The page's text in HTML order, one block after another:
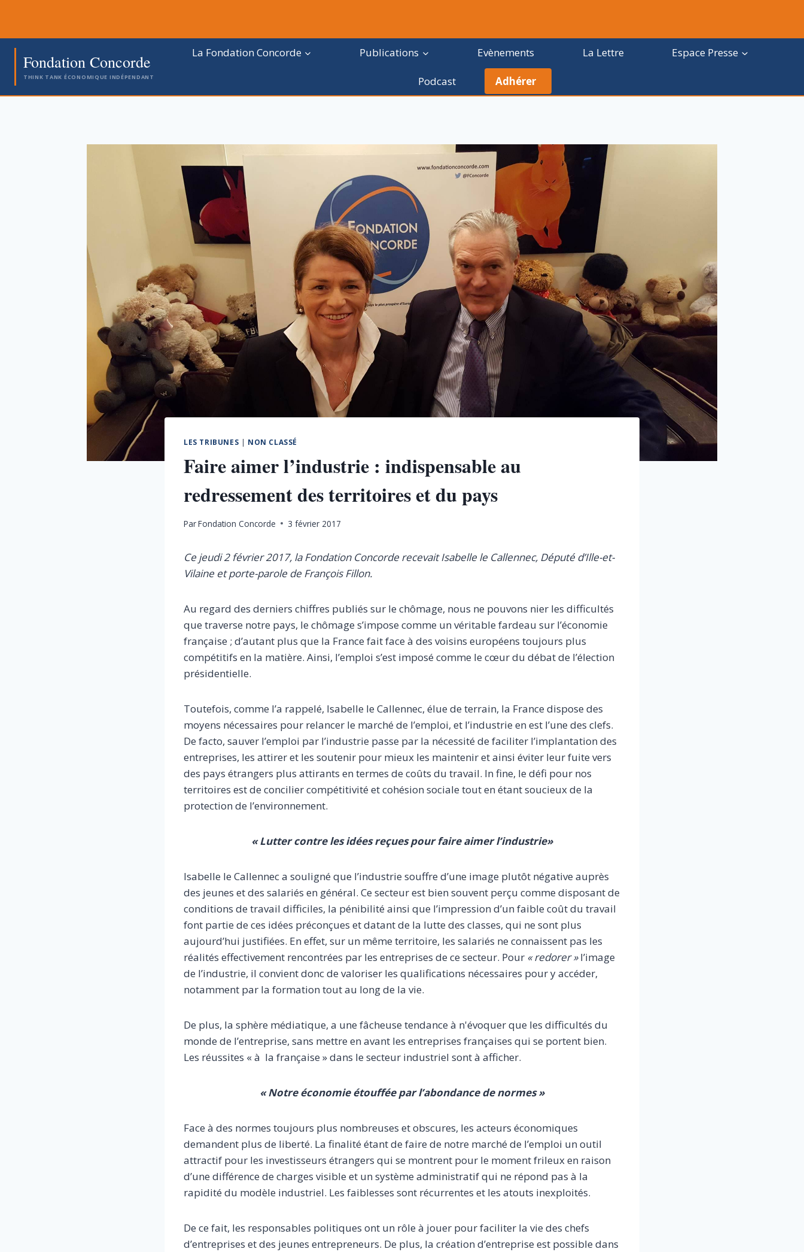
contenu
Fondation Concorde
THINK TANK ÉCONOMIQUE INDÉPENDANT
La Fondation Concorde Publications Evènements La Lettre Espace Presse
Podcast Adhérer
LES TRIBUNES | NON CLASSÉ
Faire aimer l’industrie : indispensable au
redressement des territoires et du pays
ParFondation Concorde 3 février 2017
Ce jeudi 2 février 2017, la Fondation Concorde recevait Isabelle le Callennec, Député d’Ille-et-
Vilaine et porte-parole de François Fillon.
Au regard des derniers chiffres publiés sur le chômage, nous ne pouvons nier les difficultés
que traverse notre pays, le chômage s’impose comme un véritable fardeau sur l’économie
française ; d’autant plus que la France fait face à des voisins européens toujours plus
compétitifs en la matière. Ainsi, l’emploi s’est imposé comme le cœur du débat de l’élection
présidentielle.
Toutefois, comme l’a rappelé, Isabelle le Callennec, élue de terrain, la France dispose des
moyens nécessaires pour relancer le marché de l’emploi, et l’industrie en est l’une des clefs.
De facto, sauver l’emploi par l’industrie passe par la nécessité de faciliter l’implantation des
entreprises, les attirer et les soutenir pour mieux les maintenir et ainsi éviter leur fuite vers
des pays étrangers plus attirants en termes de coûts du travail. In fine, le défi pour nos
territoires est de concilier compétitivité et cohésion sociale tout en étant soucieux de la
protection de l’environnement.
« Lutter contre les idées reçues pour faire aimer l’industrie»
Isabelle le Callennec a souligné que l’industrie souffre d’une image plutôt négative auprès
des jeunes et des salariés en général. Ce secteur est bien souvent perçu comme disposant de
conditions de travail difficiles, la pénibilité ainsi que l’impression d’un faible coût du travail
font partie de ces idées préconçues et datant de la lutte des classes, qui ne sont plus
aujourd’hui justifiées. En effet, sur un même territoire, les salariés ne connaissent pas les
réalités effectivement rencontrées par les entreprises de ce secteur. Pour « redorer »l’image
de l’industrie, il convient donc de valoriser les qualifications nécessaires pour y accéder,
notamment par la formation tout au long de la vie.
De plus, la sphère médiatique, a une fâcheuse tendance à n'évoquer que les difficultés du
monde de l’entreprise, sans mettre en avant les entreprises françaises qui se portent bien.
Les réussites « à la française » dans le secteur industriel sont à afficher.
« Notre économie étouffée par l’abondance de normes »
Face à des normes toujours plus nombreuses et obscures, les acteurs économiques
demandent plus de liberté. La finalité étant de faire de notre marché de l’emploi un outil
attractif pour les investisseurs étrangers qui se montrent pour le moment frileux en raison
d’une différence de charges visible et un système administratif qui ne répond pas à la
rapidité du modèle industriel. Les faiblesses sont récurrentes et les atouts inexploités.
De ce fait, les responsables politiques ont un rôle à jouer pour faciliter la vie des chefs
d’entreprises et des jeunes entrepreneurs. De plus, la création d’entreprise est possible dans